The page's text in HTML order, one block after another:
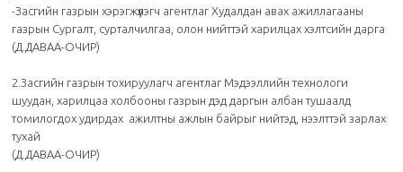
-Засгийн газрын хэрэгжүүлэгч агентлаг Худалдан авах ажиллагааны
газрын Сургалт, сурталчилгаа, олон нийттэй харилцах хэлтсийн дарга
(Д.ДАВАА-ОЧИР)
2.Засгийн газрын тохируулагч агентлаг Мэдээллийн технологи
шуудан, харилцаа холбооны газрын дэд даргын албан тушаалд
томилогдох удирдах ажилтны ажлын байрыг нийтэд, нээлттэй зарлах
тухай
(Д.ДАВАА-ОЧИР)